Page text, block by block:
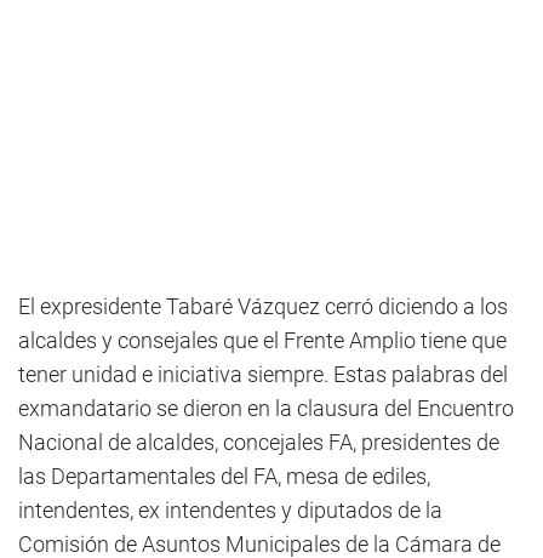
El expresidente Tabaré Vázquez cerró diciendo a los
alcaldes y consejales que el Frente Amplio tiene que
tener unidad e iniciativa siempre. Estas palabras del
exmandatario se dieron en la clausura del Encuentro
Nacional de alcaldes, concejales FA, presidentes de
las Departamentales del FA, mesa de ediles,
intendentes, ex intendentes y diputados de la
Comisión de Asuntos Municipales de la Cámara de